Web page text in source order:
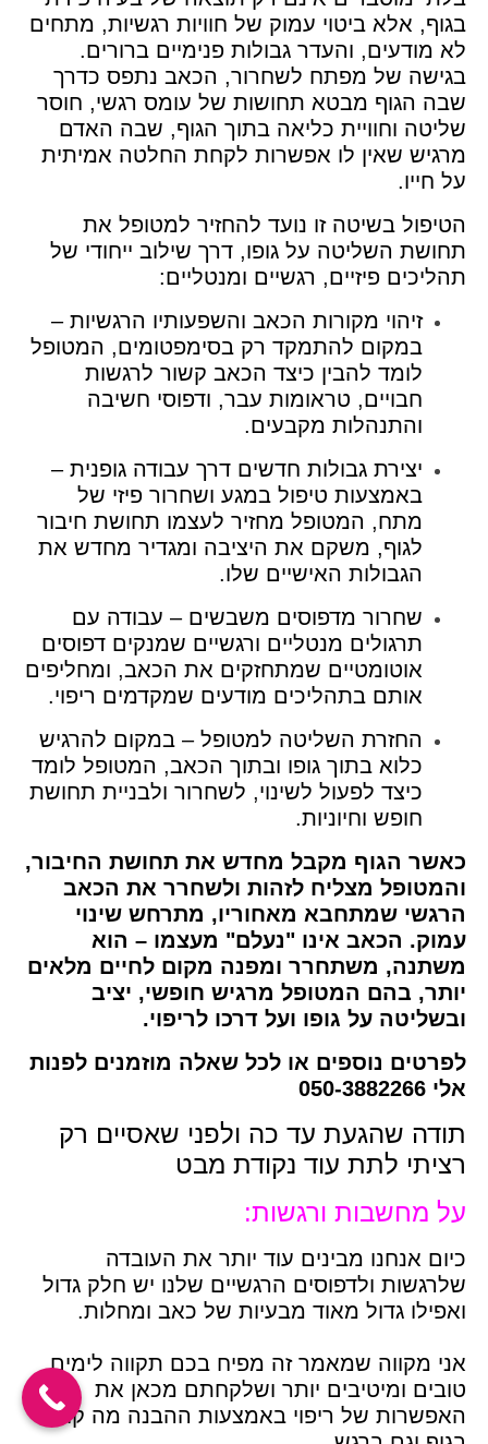
בגוף, אלא ביטוי עמוק של חוויות רגשיות, מתחים
לא מודעים, והעדר גבולות פנימיים ברורים.
בגישה של מפתח לשחרור, הכאב נתפס כדרך
שבה הגוף מבטא תחושות של עומס רגשי, חוסר
שליטה וחוויית כליאה בתוך הגוף, שבה האדם
מרגיש שאין לו אפשרות לקחת החלטה אמיתית
על חייו.
הטיפול בשיטה זו נועד להחזיר למטופל את
תחושת השליטה על גופו, דרך שילוב ייחודי של
תהליכים פיזיים, רגשיים ומנטליים:
זיהוי מקורות הכאב והשפעותיו הרגשיות –
במקום להתמקד רק בסימפטומים, המטופל
לומד להבין כיצד הכאב קשור לרגשות
חבויים, טראומות עבר, ודפוסי חשיבה
והתנהלות מקבעים.
יצירת גבולות חדשים דרך עבודה גופנית –
באמצעות טיפול במגע ושחרור פיזי של
מתח, המטופל מחזיר לעצמו תחושת חיבור
לגוף, משקם את היציבה ומגדיר מחדש את
הגבולות האישיים שלו.
שחרור מדפוסים משבשים – עבודה עם
תרגולים מנטליים ורגשיים שמנקים דפוסים
אוטומטיים שמתחזקים את הכאב, ומחליפים
אותם בתהליכים מודעים שמקדמים ריפוי.
החזרת השליטה למטופל – במקום להרגיש
כלוא בתוך גופו ובתוך הכאב, המטופל לומד
כיצד לפעול לשינוי, לשחרור ולבניית תחושת
חופש וחיוניות.
כאשר הגוף מקבל מחדש את תחושת החיבור,
והמטופל מצליח לזהות ולשחרר את הכאב
הרגשי שמתחבא מאחוריו, מתרחש שינוי
עמוק. הכאב אינו "נעלם" מעצמו – הוא
משתנה, משתחרר ומפנה מקום לחיים מלאים
יותר, בהם המטופל מרגיש חופשי, יציב
ובשליטה על גופו ועל דרכו לריפוי.
לפרטים נוספים או לכל שאלה מוזמנים לפנות
אלי 050-3882266
תודה שהגעת עד כה ולפני שאסיים רק
רציתי לתת עוד נקודת מבט
על מחשבות ורגשות:
כיום אנחנו מבינים עוד יותר את העובדה
שלרגשות ולדפוסים הרגשיים שלנו יש חלק גדול
ואפילו גדול מאוד מבעיות של כאב ומחלות.
אני מקווה שמאמר זה מפיח בכם תקווה לימים
טובים ומיטיבים יותר ושלקחתם מכאן את
האפשרות של ריפוי באמצעות ההבנה מה קורה